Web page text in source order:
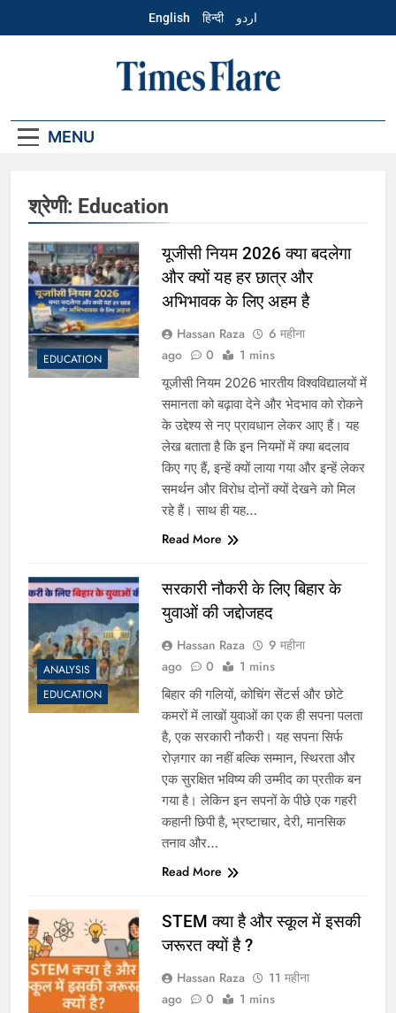
English हिन्दी اردو
Hindi – Times
MENU
श्रेणी: Education
EDUCATION
यूजीसी नियम 2026 क्या बदलेगा
और क्यों यह हर छात्र और
अभिभावक के लिए अहम है
Hassan Raza
6 महीना
ago
0 1 mins
यूजीसी नियम 2026 भारतीय विश्वविद्यालयों में
समानता को बढ़ावा देने और भेदभाव को रोकने
के उद्देश्य से नए प्रावधान लेकर आए हैं। यह
लेख बताता है कि इन नियमों में क्या बदलाव
किए गए हैं, इन्हें क्यों लाया गया और इन्हें लेकर
समर्थन और विरोध दोनों क्यों देखने को मिल
रहे हैं। साथ ही यह…
Read More
ANALYSIS
EDUCATION
सरकारी नौकरी के लिए बिहार के
युवाओं की जद्दोजहद
Hassan Raza
9 महीना
ago
0 1 mins
बिहार की गलियों, कोचिंग सेंटर्स और छोटे
कमरों में लाखों युवाओं का एक ही सपना पलता
है, एक सरकारी नौकरी। यह सपना सिर्फ
रोज़गार का नहीं बल्कि सम्मान, स्थिरता और
एक सुरक्षित भविष्य की उम्मीद का प्रतीक बन
गया है। लेकिन इन सपनों के पीछे एक गहरी
कहानी छिपी है, भ्रष्टाचार, देरी, मानसिक
तनाव और…
Read More
STEM क्या है और स्कूल में इसकी
जरूरत क्यों है ?
Hassan Raza
11 महीना
ago
0 1 mins